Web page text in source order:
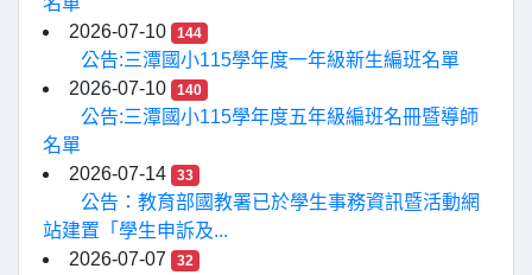
2026-07-10
144
公告:三潭國小115學年度一年級新生編班名單
2026-07-10
140
公告:三潭國小115學年度五年級編班名冊暨導師
名單
2026-07-14
33
公告：教育部國教署已於學生事務資訊暨活動網
站建置「學生申訴及...
2026-07-07
32